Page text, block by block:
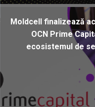
Moldcell finalizează
OCN Prime
ecosistemul de